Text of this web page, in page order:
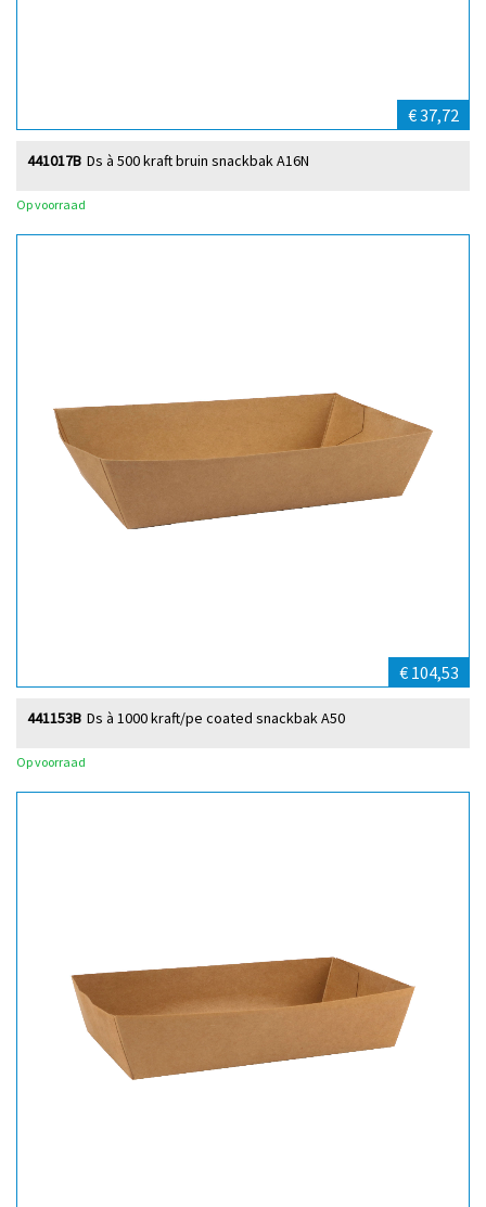
€ 37,72
Ds à 500 kraft bruin snackbak A16N
441017B
Op voorraad
€ 104,53
Ds à 1000 kraft/pe coated snackbak A50
441153B
Op voorraad